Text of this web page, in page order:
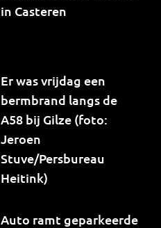
in Casteren
Er was vrijdag een
bermbrand langs de
A58 bij Gilze (foto:
Jeroen
Stuve/Persbureau
Heitink)
Auto ramt geparkeerde